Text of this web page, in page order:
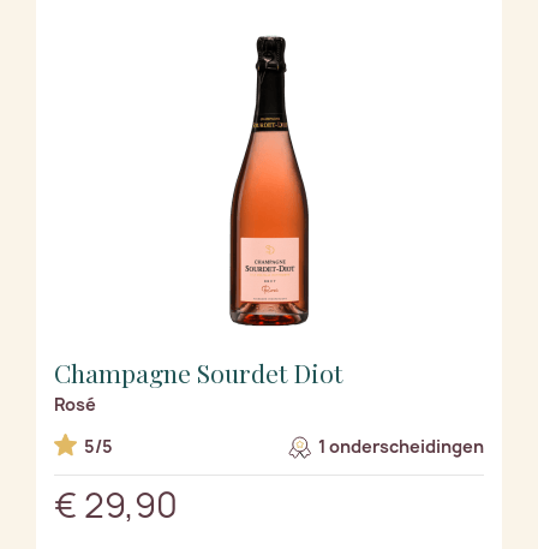
Champagne Sourdet Diot
Rosé
5/5
1 onderscheidingen
€ 29,90